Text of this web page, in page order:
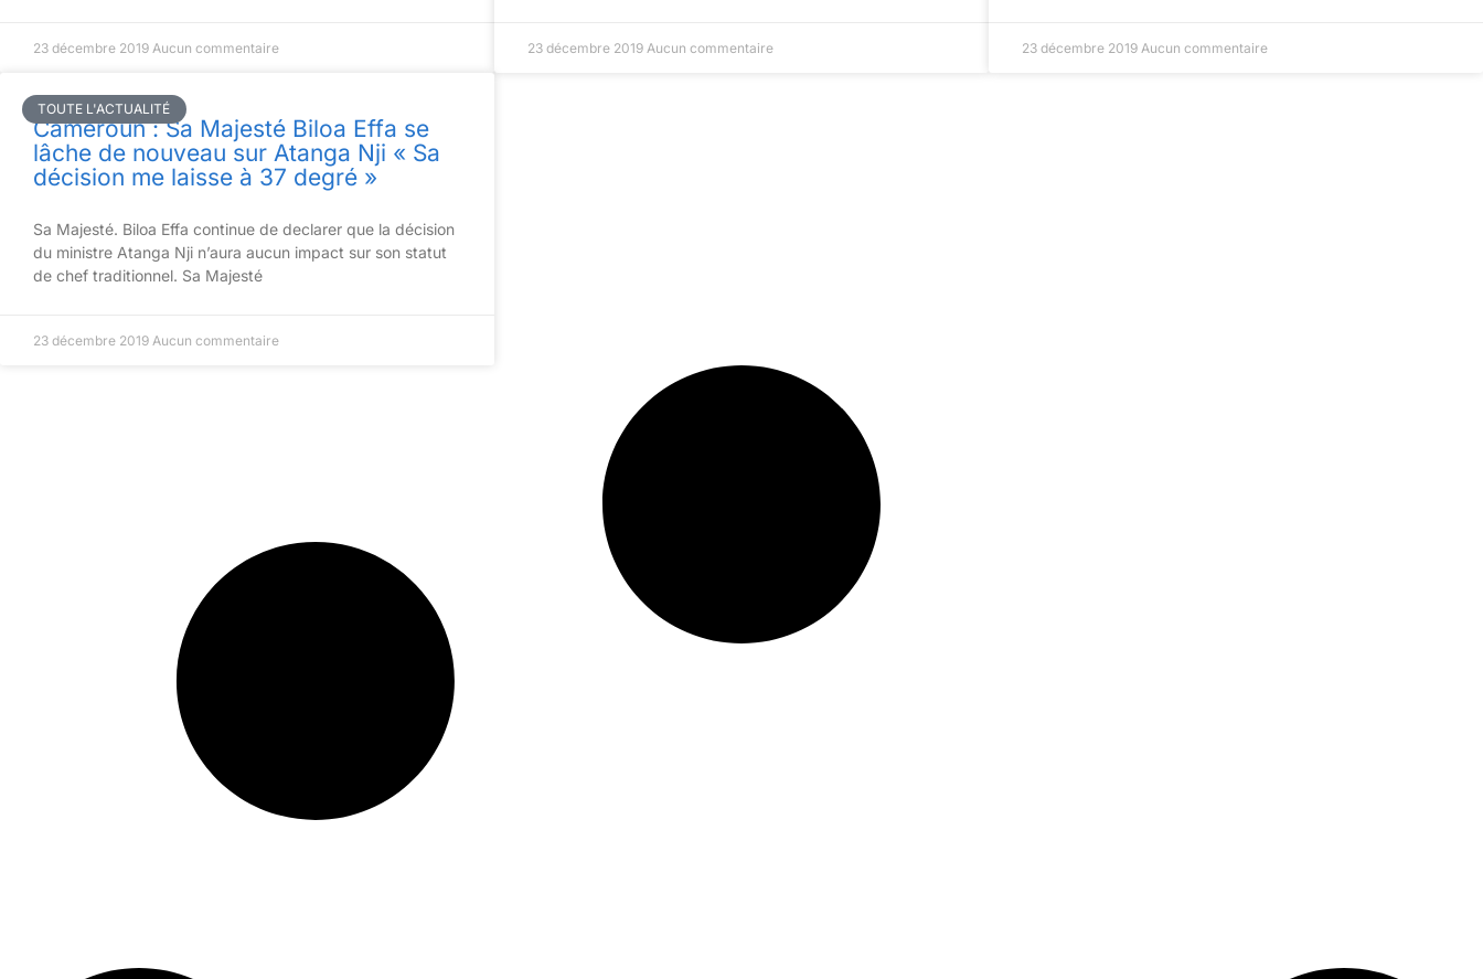
23 décembre 2019 Aucun commentaire 23 décembre 2019 Aucun commentaire 23 décembre 2019 Aucun commentaire
TOUTE L'ACTUALITÉ
Cameroun : Sa Majesté Biloa Effa se
lâche de nouveau sur Atanga Nji « Sa
décision me laisse à 37 degré »
Sa Majesté. Biloa Effa continue de declarer que la décision
du ministre Atanga Nji n’aura aucun impact sur son statut
de chef traditionnel. Sa Majesté
23 décembre 2019 Aucun commentaire